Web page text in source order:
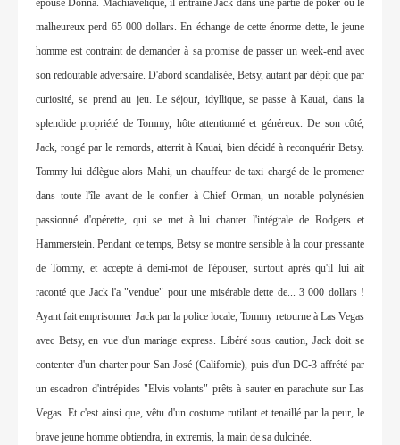
épouse Donna. Machiavélique, il entraîne Jack dans une partie de poker où le
malheureux perd 65 000 dollars. En échange de cette énorme dette, le jeune
homme est contraint de demander à sa promise de passer un week-end avec
son redoutable adversaire. D'abord scandalisée, Betsy, autant par dépit que par
curiosité, se prend au jeu. Le séjour, idyllique, se passe à Kauai, dans la
splendide propriété de Tommy, hôte attentionné et généreux. De son côté,
Jack, rongé par le remords, atterrit à Kauai, bien décidé à reconquérir Betsy.
Tommy lui délègue alors Mahi, un chauffeur de taxi chargé de le promener
dans toute l'île avant de le confier à Chief Orman, un notable polynésien
passionné d'opérette, qui se met à lui chanter l'intégrale de Rodgers et
Hammerstein. Pendant ce temps, Betsy se montre sensible à la cour pressante
de Tommy, et accepte à demi-mot de l'épouser, surtout après qu'il lui ait
raconté que Jack l'a "vendue" pour une misérable dette de... 3 000 dollars !
Ayant fait emprisonner Jack par la police locale, Tommy retourne à Las Vegas
avec Betsy, en vue d'un mariage express. Libéré sous caution, Jack doit se
contenter d'un charter pour San José (Californie), puis d'un DC-3 affrété par
un escadron d'intrépides "Elvis volants" prêts à sauter en parachute sur Las
Vegas. Et c'est ainsi que, vêtu d'un costume rutilant et tenaillé par la peur, le
brave jeune homme obtiendra, in extremis, la main de sa dulcinée.